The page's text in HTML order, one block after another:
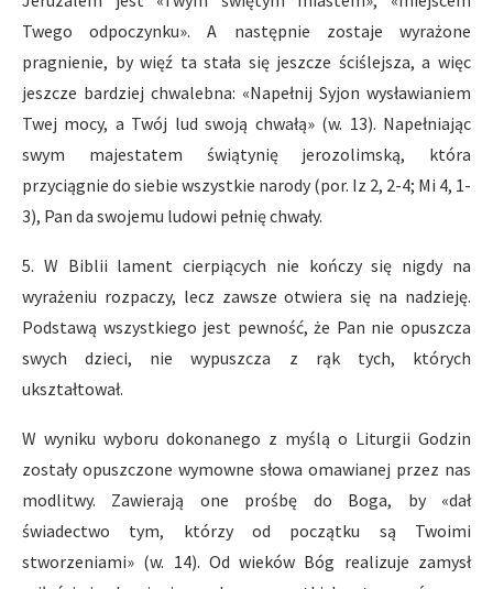
Twego odpoczynku». A następnie zostaje wyrażone
pragnienie, by więź ta stała się jeszcze ściślejsza, a więc
jeszcze bardziej chwalebna: «Napełnij Syjon wysławianiem
Twej mocy, a Twój lud swoją chwałą» (w. 13). Napełniając
swym majestatem świątynię jerozolimską, która
przyciągnie do siebie wszystkie narody (por. Iz 2, 2-4; Mi 4, 1-
3), Pan da swojemu ludowi pełnię chwały.
5. W Biblii lament cierpiących nie kończy się nigdy na
wyrażeniu rozpaczy, lecz zawsze otwiera się na nadzieję.
Podstawą wszystkiego jest pewność, że Pan nie opuszcza
swych dzieci, nie wypuszcza z rąk tych, których
ukształtował.
W wyniku wyboru dokonanego z myślą o Liturgii Godzin
zostały opuszczone wymowne słowa omawianej przez nas
modlitwy. Zawierają one prośbę do Boga, by «dał
świadectwo tym, którzy od początku są Twoimi
stworzeniami» (w. 14). Od wieków Bóg realizuje zamysł